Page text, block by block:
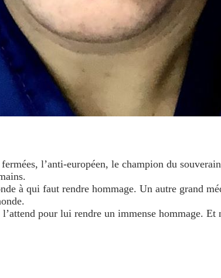
l’anti-européen, le champion du
à qui faut rendre hommage. Un autre grand
pour lui rendre un immense hommage. Et